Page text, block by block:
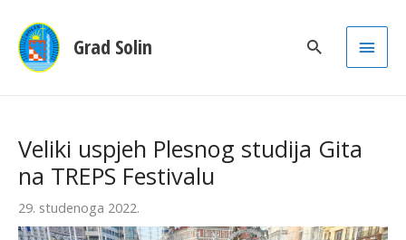
Grad Solin
Main
Veliki uspjeh Plesnog studija Gita
na TREPS Festivalu
29. studenoga 2022.